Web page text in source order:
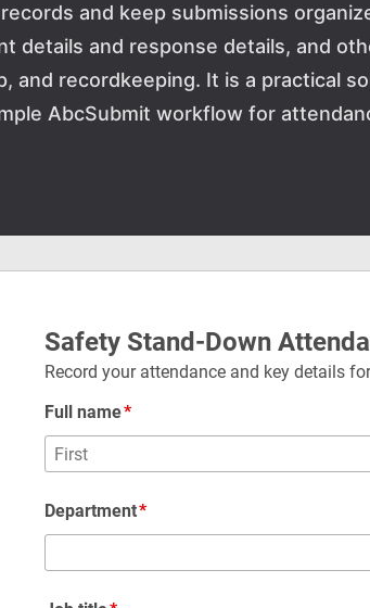
and keep submissions
details and response details, and
and recordkeeping. It is a practical
AbcSubmit workflow for